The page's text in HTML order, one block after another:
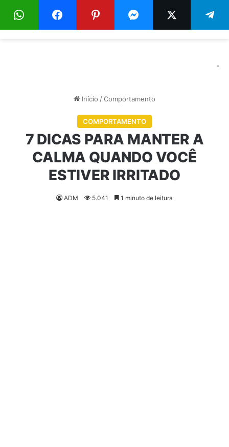
Menu
-
Início /Comportamento
COMPORTAMENTO
7 DICAS PARA MANTER A
CALMA QUANDO VOCÊ
ESTIVER IRRITADO
ADM 5.041 1 minuto de leitura